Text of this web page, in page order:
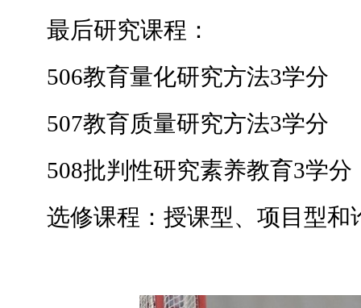
最后研究课程：
506教育量化研究方法3学分
507教育质量研究方法3学分
508批判性研究素养教育3学分
选修课程：授课型、项目型和